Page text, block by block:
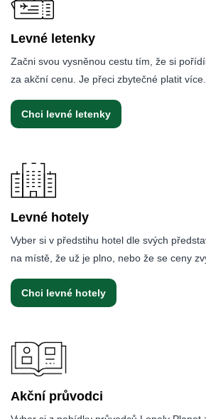
Levné letenky
Začni svou vysněnou cestu tím, že si
za akční cenu. Je přeci zbytečné platit více.
Chci levné letenky
Levné hotely
Vyber si v předstihu hotel dle svých
na místě, že už je plno, nebo že se ceny
Chci levné hotely
Akční průvodci